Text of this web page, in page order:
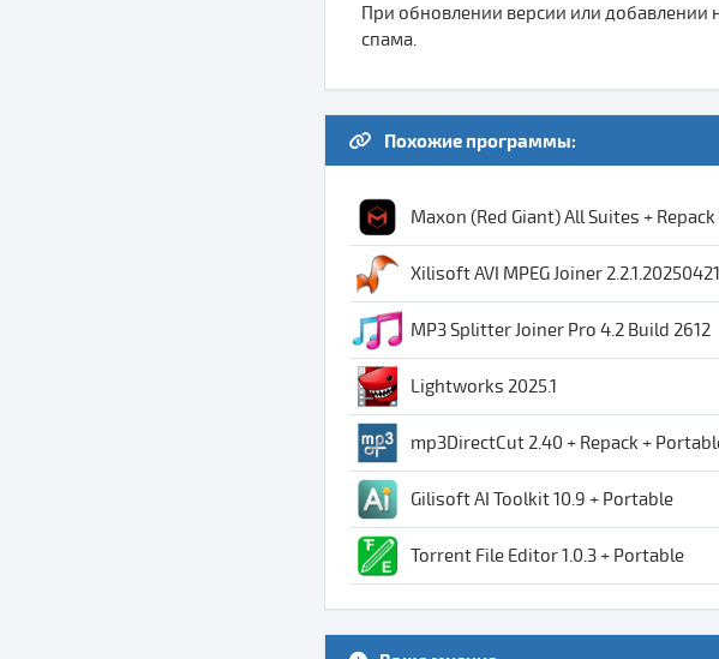
При обновлении версии или добавлении
спама.
Похожие программы:
Maxon (Red Giant) All Suites +
Xilisoft AVI MPEG Joiner 2.2.1.20250421
MP3 Splitter Joiner Pro 4.2 Build 2612
Lightworks 2025.1
mp3DirectCut 2.40 + Repack +
Gilisoft AI Toolkit 10.9 + Portable
Torrent File Editor 1.0.3 + Portable